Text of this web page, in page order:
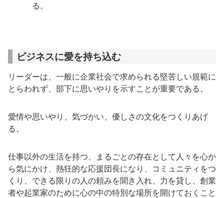
る。
ビジネスに愛を持ち込む
リーダーは、一般に企業社会で求められる堅苦しい規範に
とらわれず、部下に思いやりを示すことが重要である。
愛情や思いやり、気づかい、優しさの文化をつくりあげ
る。
仕事以外の生活を持つ、まるごとの存在として人々を心か
ら気にかけ、熱狂的な応援団長になり、コミュニティをつ
くり、できる限りの人の頼みを聞き入れ、力を貸し、創業
者や起業家のために心の中の特別な場所を開けておくこと